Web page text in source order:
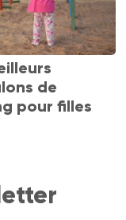
de
pour filles